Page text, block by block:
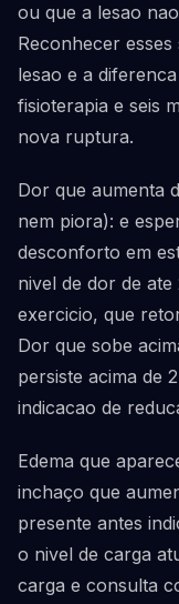
ou que a lesao
Reconhecer
lesao e a
fisioterapia e seis
nova ruptura.
Dor que aumenta
nem piora): e
desconforto em
nivel de dor de
exercicio, que
Dor que sobe
persiste acima de
indicacao de
Edema que
inchaço que
presente antes
o nivel de carga
carga e consulta